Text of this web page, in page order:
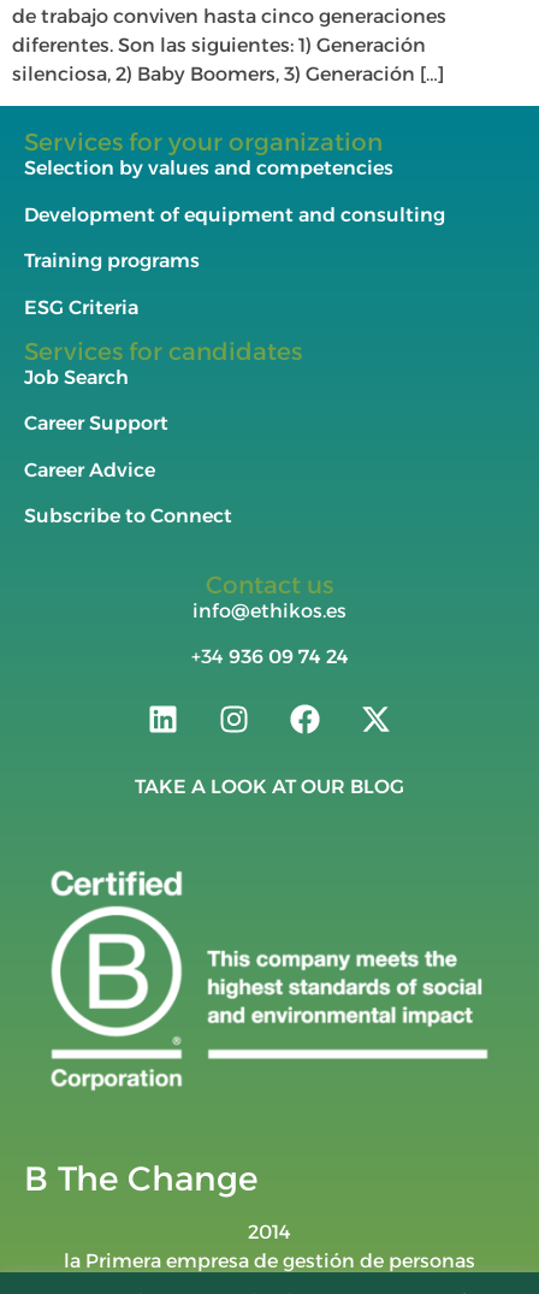
de trabajo conviven hasta cinco generaciones
diferentes. Son las siguientes: 1) Generación
silenciosa, 2) Baby Boomers, 3) Generación […]
Services for your organization
Selection by values and competencies
Development of equipment and consulting
Training programs
ESG Criteria
Services for candidates
Job Search
Career Support
Career Advice
Subscribe to Connect
Contact us
info@ethikos.es
+34 936 09 74 24
TAKE A LOOK AT OUR BLOG
B The Change
2014
la Primera empresa de gestión de personas